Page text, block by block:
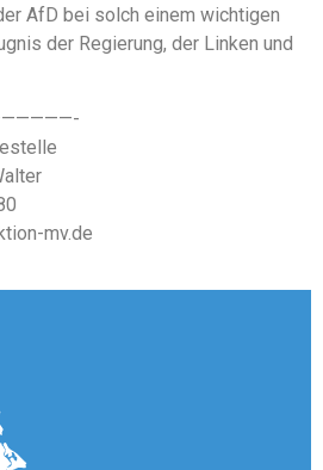
AfD bei solch einem wichtigen
der Regierung, der Linken und
mv.de